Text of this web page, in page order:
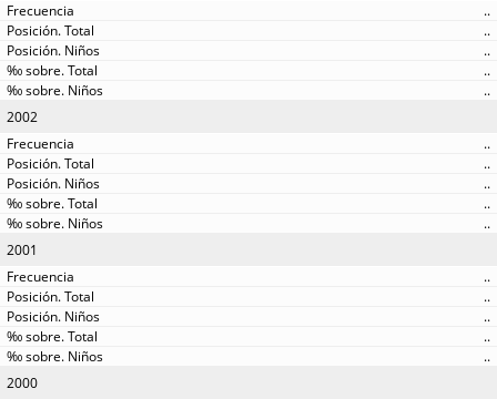
..
..
..
..
..
2002
..
..
..
..
..
2001
..
..
..
..
..
2000